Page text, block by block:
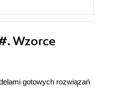
Wzorce
gotowych rozwiązań